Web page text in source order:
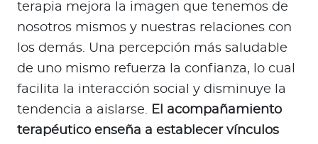
terapia mejora la imagen que tenemos de
nosotros mismos y nuestras relaciones con
los demás. Una percepción más saludable
de uno mismo refuerza la confianza, lo cual
facilita la interacción social y disminuye la
tendencia a aislarse. El acompañamiento
terapéutico enseña a establecer vínculos